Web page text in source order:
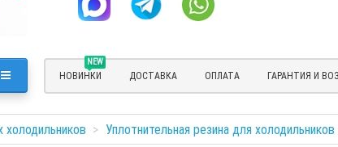
NEW
НОВИНКИ ДОСТАВКА ОПЛАТА ГАРАНТИЯ И
Уплотнительная резина для холодильников